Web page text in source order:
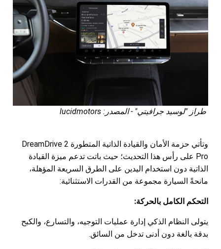
طراز "لوسيد جرافيتي" - المصدر: lucidmotors
وتأتي حزمة الأمان والقيادة الذاتية المتطورة DreamDrive 2
Pro على رأس هذا التحديث؛ حيث باتت تدعم ميزة القيادة
الذاتية دون استخدام اليدين على الطرق السريعة المؤهلة،
مانحةً السيارة مجموعة من القدرات الاستثنائية:
التحكم الكامل بالحركة:
يتولى النظام الذكي إدارة عمليات التوجيه، والتسارع، والكبح
بدقة بالغة دون أدنى تدخل من السائق.